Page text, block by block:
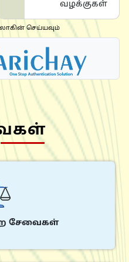
வழக்குகள்
செய்யவும்
சேவைகள்